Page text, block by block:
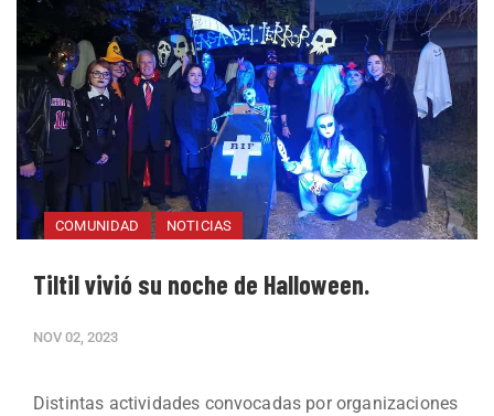
COMUNIDAD NOTICIAS
Tiltil vivió su noche de Halloween.
NOV 02, 2023
Distintas actividades convocadas por organizaciones